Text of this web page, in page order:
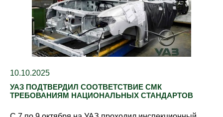
10.10.2025
УАЗ ПОДТВЕРДИЛ СООТВЕТСТВИЕ СМК
ТРЕБОВАНИЯМ НАЦИОНАЛЬНЫХ СТАНДАРТОВ